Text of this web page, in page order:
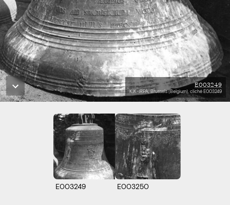
E003249
KIK-IRPA, Brussels (Belgium), cliché E003249
E003249 E003250